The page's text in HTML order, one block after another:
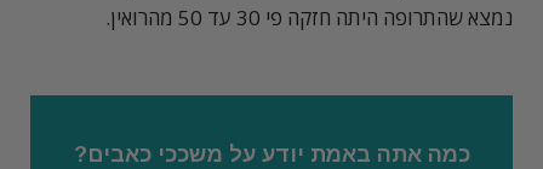
נמצא שהתרופה היתה חזקה פי 30 עד 50 מהרואין.
כמה אתה באמת יודע על משככי כאבים?